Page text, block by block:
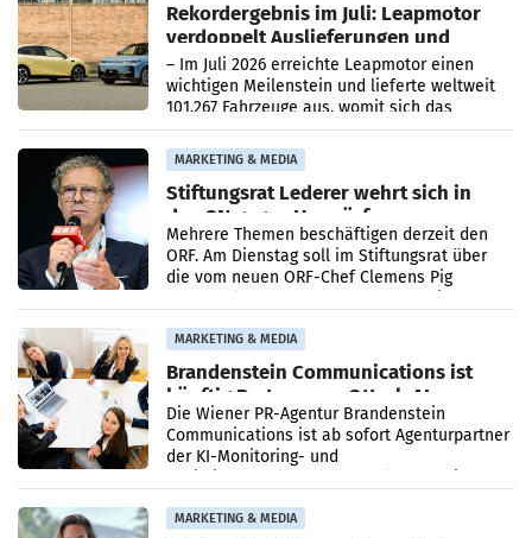
Rekordergebnis im Juli: Leapmotor
verdoppelt Auslieferungen und
überschreitet die 100.000er-Marke
– Im Juli 2026 erreichte Leapmotor einen
wichtigen Meilenstein und lieferte weltweit
101.267 Fahrzeuge aus, womit sich das
Ergebnis gegenüber Juli 2025 mehr als
verdoppelte (+102
MARKETING & MEDIA
Stiftungsrat Lederer wehrt sich in
den SN gegen Vorwürfe
Mehrere Themen beschäftigen derzeit den
ORF. Am Dienstag soll im Stiftungsrat über
die vom neuen ORF-Chef Clemens Pig
MARKETING & MEDIA
Brandenstein Communications ist
künftig Partner von OtterlyAI
Die Wiener PR-Agentur Brandenstein
Communications ist ab sofort Agenturpartner
der KI-Monitoring- und
MARKETING & MEDIA